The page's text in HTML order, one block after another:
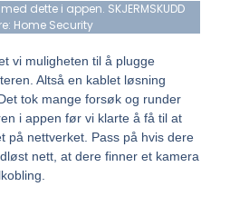
dette i appen. SKJERMSKUDD
Home Security
vi muligheten til å plugge
Altså en kablet løsning
tok mange forsøk og runder
i appen før vi klarte å få til at
på nettverket. Pass på hvis dere
nett, at dere finner et kamera